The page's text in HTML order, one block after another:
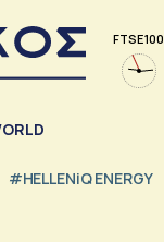
FTSE 100
#HELLENiQ ENERGY